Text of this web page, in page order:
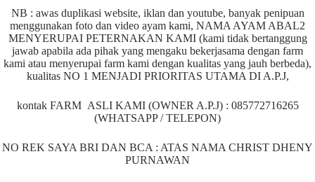
NB : awas duplikasi website, iklan dan youtube, banyak penipuan
menggunakan foto dan video ayam kami, NAMA AYAM ABAL2
MENYERUPAI PETERNAKAN KAMI (kami tidak bertanggung
jawab apabila ada pihak yang mengaku bekerjasama dengan farm
kami atau menyerupai farm kami dengan kualitas yang jauh berbeda),
kualitas NO 1 MENJADI PRIORITAS UTAMA DI A.P.J,
kontak FARM ASLI KAMI (OWNER A.P.J) : 085772716265
(WHATSAPP / TELEPON)
NO REK SAYA BRI DAN BCA : ATAS NAMA CHRIST DHENY
PURNAWAN